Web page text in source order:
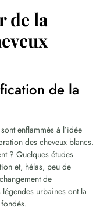
de la
de la
enflammés à l’idée
des cheveux blancs.
? Quelques études
et, hélas, peu de
de
urbaines ont la